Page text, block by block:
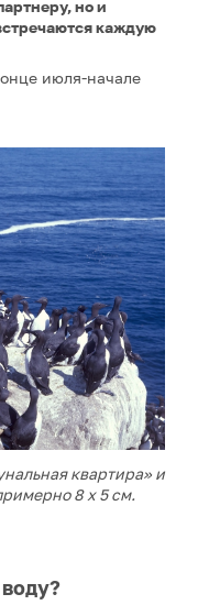
но и
каждую
июля-начале
квартира» и
8 х 5 см.